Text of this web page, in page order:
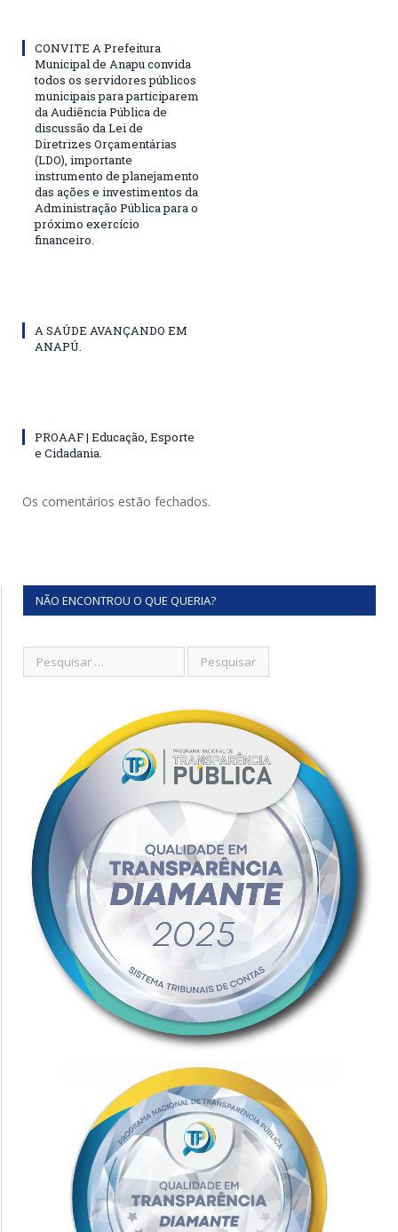
CONVITE A Prefeitura
Municipal de Anapu convida
todos os servidores públicos
municipais para participarem
da Audiência Pública de
discussão da Lei de
Diretrizes Orçamentárias
(LDO), importante
instrumento de planejamento
das ações e investimentos da
Administração Pública para o
próximo exercício
financeiro.
A SAÚDE AVANÇANDO EM
ANAPÚ.
PROAAF | Educação, Esporte
e Cidadania.
Os comentários estão fechados.
NÃO ENCONTROU O QUE QUERIA?